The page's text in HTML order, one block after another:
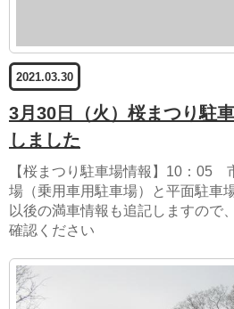
2021.03.30
3月30日（火）桜まつり駐
しました
【桜まつり駐車場情報】10：05
場（乗用車用駐車場）と平面駐車
以後の満車情報も追記しますので
確認ください